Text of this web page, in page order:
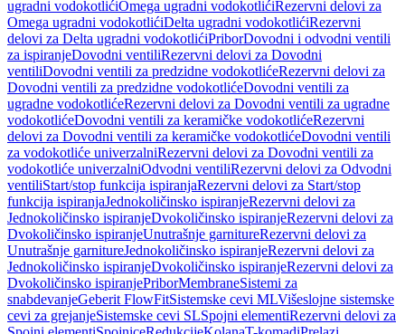
ugradni vodokotlićiOmega ugradni vodokotlićiRezervni delovi za
Omega ugradni vodokotlićiDelta ugradni vodokotlićiRezervni
delovi za Delta ugradni vodokotlićiPriborDovodni i odvodni ventili
za ispiranjeDovodni ventiliRezervni delovi za Dovodni
ventiliDovodni ventili za predzidne vodokotlićeRezervni delovi za
Dovodni ventili za predzidne vodokotlićeDovodni ventili za
ugradne vodokotlićeRezervni delovi za Dovodni ventili za ugradne
vodokotlićeDovodni ventili za keramičke vodokotlićeRezervni
delovi za Dovodni ventili za keramičke vodokotlićeDovodni ventili
za vodokotliće univerzalniRezervni delovi za Dovodni ventili za
vodokotliće univerzalniOdvodni ventiliRezervni delovi za Odvodni
ventiliStart/stop funkcija ispiranjaRezervni delovi za Start/stop
funkcija ispiranjaJednokoličinsko ispiranjeRezervni delovi za
Jednokoličinsko ispiranjeDvokoličinsko ispiranjeRezervni delovi za
Dvokoličinsko ispiranjeUnutrašnje garnitureRezervni delovi za
Unutrašnje garnitureJednokoličinsko ispiranjeRezervni delovi za
Jednokoličinsko ispiranjeDvokoličinsko ispiranjeRezervni delovi za
Dvokoličinsko ispiranjePriborMembraneSistemi za
snabdevanjeGeberit FlowFitSistemske cevi MLVišeslojne sistemske
cevi za grejanjeSistemske cevi SLSpojni elementiRezervni delovi za